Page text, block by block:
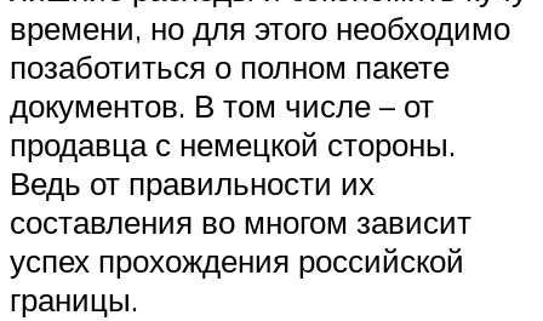
времени, но для этого необходимо
позаботиться о полном пакете
документов. В том числе – от
продавца с немецкой стороны.
Ведь от правильности их
составления во многом зависит
успех прохождения российской
границы.